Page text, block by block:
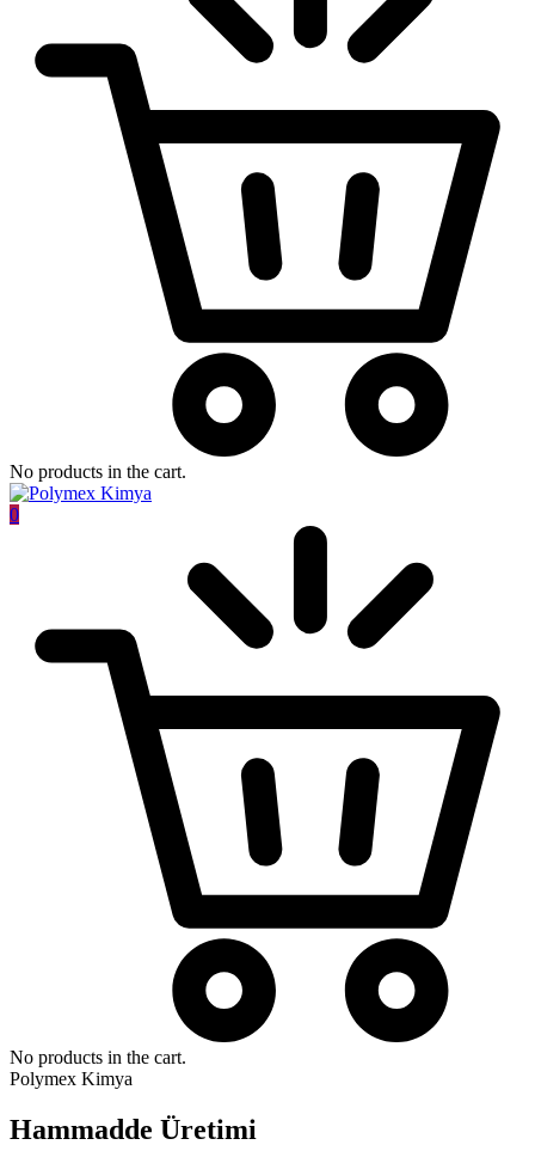
No products in the cart.
0
No products in the cart.
Polymex Kimya
Hammadde Üretimi